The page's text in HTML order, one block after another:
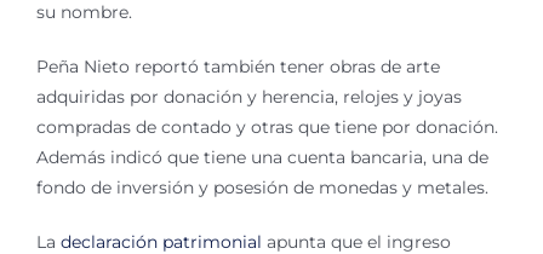
su nombre.
Peña Nieto reportó también tener obras de arte
adquiridas por donación y herencia, relojes y joyas
compradas de contado y otras que tiene por donación.
Además indicó que tiene una cuenta bancaria, una de
fondo de inversión y posesión de monedas y metales.
La declaración patrimonial apunta que el ingreso